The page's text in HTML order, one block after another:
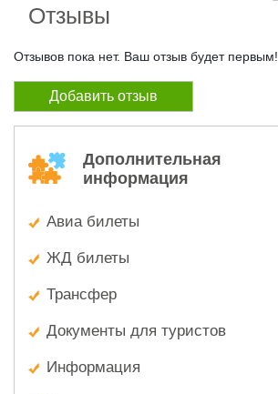
Отзывы
Отзывов пока нет. Ваш отзыв будет первым!
Добавить отзыв
Дополнительная
информация
Авиа билеты
ЖД билеты
Трансфер
Документы для туристов
Информация